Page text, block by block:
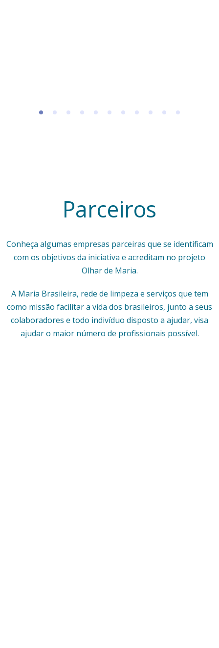
Parceiros
Conheça algumas empresas parceiras que se identificam
com os objetivos da iniciativa e acreditam no projeto
Olhar de Maria.
A Maria Brasileira, rede de limpeza e serviços que tem
como missão facilitar a vida dos brasileiros, junto a seus
colaboradores e todo indivíduo disposto a ajudar, visa
ajudar o maior número de profissionais possível.